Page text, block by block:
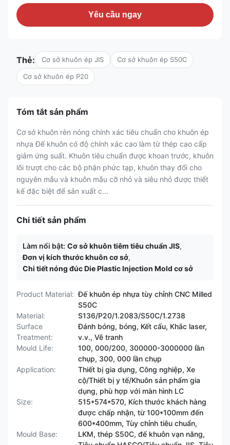
Yêu cầu ngay
Thẻ: Cơ sở khuôn ép JIS Cơ sở khuôn ép S50C
Cơ sở khuôn ép P20
Tóm tắt sản phẩm
Cơ sở khuôn rèn nóng chính xác tiêu chuẩn cho khuôn ép
nhựa Đế khuôn có độ chính xác cao làm từ thép cao cấp
giảm ứng suất. Khuôn tiêu chuẩn được khoan trước, khuôn
lõi trượt cho các bộ phận phức tạp, khuôn thay đổi cho
nguyên mẫu và khuôn mẫu cỡ nhỏ và siêu nhỏ được thiết
kế đặc biệt để sản xuất c...
Chi tiết sản phẩm
Làm nổi bật: Cơ sở khuôn tiêm tiêu chuẩn JIS,
Đơn vị kích thước khuôn cơ sở,
Chi tiết nóng đúc Die Plastic Injection Mold cơ sở
Product Material: Đế khuôn ép nhựa tùy chỉnh CNC Milled
S50C
Material:
S136/P20/1.2083/S50C/1.2738
Surface
Treatment:
Đánh bóng, bóng, Kết cấu, Khắc laser,
v.v., Vẽ tranh
Mould Life:
100, 000/200, 300000-3000000 lần
chụp, 300, 000 lần chụp
Application:
Thiết bị gia dụng, Công nghiệp, Xe
cộ/Thiết bị y tế/Khuôn sản phẩm gia
dụng, phù hợp với màn hình LC
Size:
515*574*570, Kích thước khách hàng
được chấp nhận, từ 100*100mm đến
600*400mm, Tùy chỉnh tiêu chuẩn,
Mould Base:
LKM, thép S50C, đế khuôn vạn năng,